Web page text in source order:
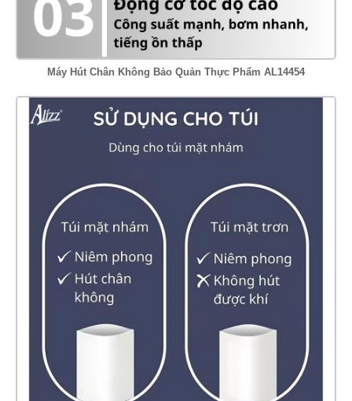
Máy Hút Chân Không Bảo Quản Thực Phẩm AL14454